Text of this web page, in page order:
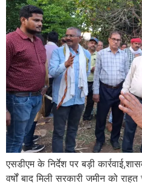
एसडीएम के निर्देश पर बड़ी
वर्षों बाद मिली सरकारी जमीन को